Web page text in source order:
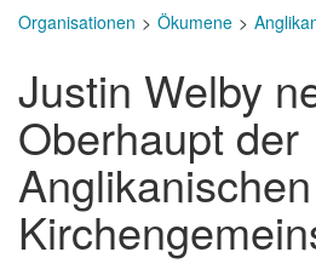
Organisationen Ökumene
Justin Welby
Oberhaupt der
Anglikanischen